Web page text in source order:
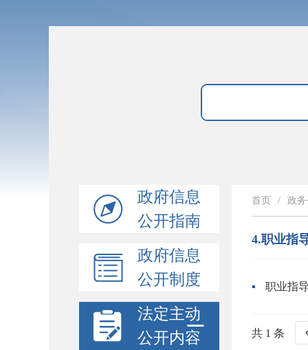
政府信息
公开指南
政府信息
公开制度
法定主动
公开内容
首页 / 政
4.职业指
职业指
共 1 条